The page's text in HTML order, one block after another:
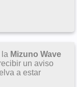
la Mizuno Wave
un aviso
a estar